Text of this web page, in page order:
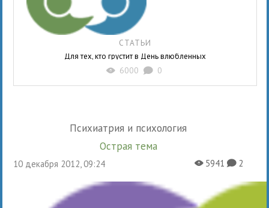
СТАТЬИ
Для тех, кто грустит в День влюбленных
X 6000 K 0
Психиатрия и психология
Острая тема
10 декабря 2012, 09:24 X5941K2